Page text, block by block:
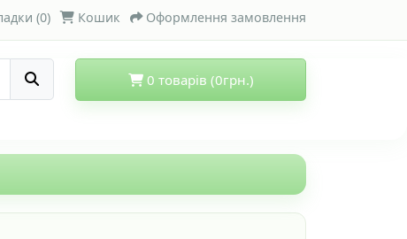
(0) Кошик Оформлення замовлення
0 товарів (0грн.)